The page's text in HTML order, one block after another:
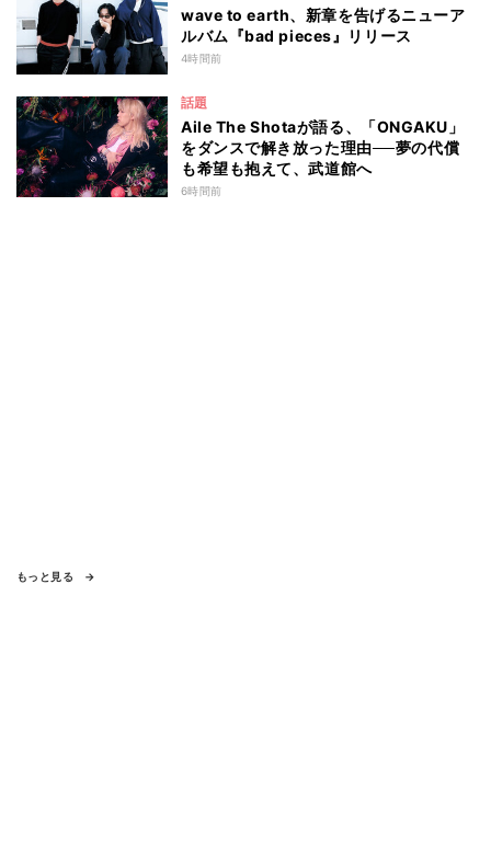
wave to earth、新章を告げるニューア
ルバム『bad pieces』リリース
4時間前
話題
Aile The Shotaが語る、「ONGAKU」
をダンスで解き放った理由──夢の代償
も希望も抱えて、武道館へ
6時間前
もっと見る